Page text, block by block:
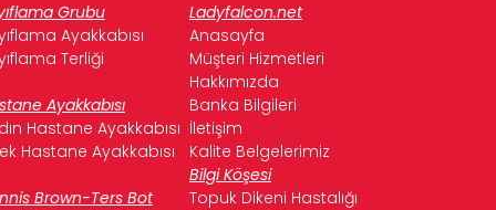
Grubu
Ladyfalcon.net
Ayakkabısı
Anasayfa
Terliği
Müşteri Hizmetleri
Hakkımızda
Ayakkabısı
Banka Bilgileri
Hastane Ayakkabısı İletişim
Hastane Ayakkabısı
Kalite Belgelerimiz
Bilgi Köşesi
Brown-Ters Bot
Topuk Dikeni Hastalığı